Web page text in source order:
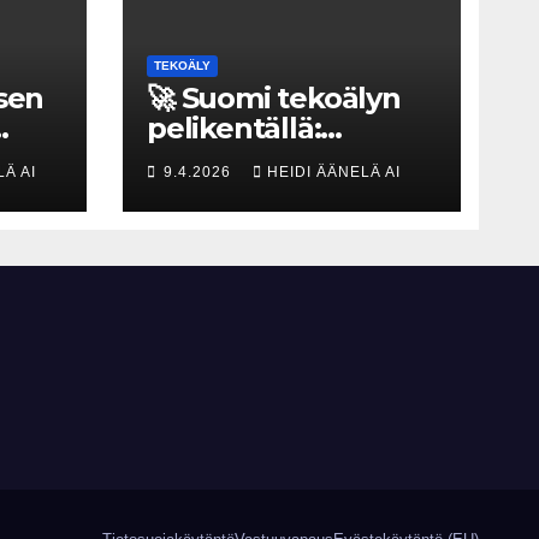
AI
TEKOÄLY
🚀 Suomi tekoälyn
pelikentällä:
Olemmeko vain
maksavia asiakkaita
vai rakennammeko
9.4.2026 HEIDI ÄÄNELÄ AI